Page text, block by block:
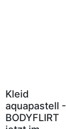
Kleid
aquapastell -
BODYFLIRT